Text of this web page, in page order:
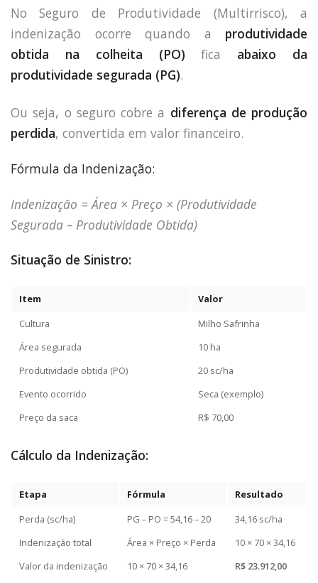
No Seguro de Produtividade (Multirrisco), a
indenização ocorre quando a produtividade
obtida na colheita (PO) fica abaixo da
produtividade segurada (PG).
Ou seja, o seguro cobre a diferença de produção
perdida, convertida em valor financeiro.
Fórmula da Indenização:
Indenização = Área × Preço × (Produtividade
Segurada – Produtividade Obtida)
Situação de Sinistro:
Item
Valor
Cultura
Milho Safrinha
Área segurada
10 ha
Produtividade obtida (PO)
20 sc/ha
Evento ocorrido
Seca (exemplo)
Preço da saca
R$ 70,00
Cálculo da Indenização:
Etapa Fórmula
Resultado
Perda (sc/ha)
PG – PO = 54,16 – 20
34,16 sc/ha
Indenização total
Área × Preço × Perda
10 × 70 × 34,16
Valor da indenização
10 × 70 × 34,16 R$ 23.912,00